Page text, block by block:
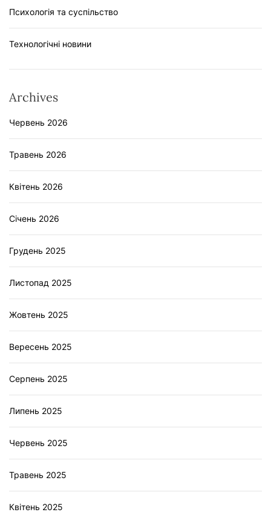
Психологія та суспільство
Технологічні новини
Archives
Червень 2026
Травень 2026
Квітень 2026
Січень 2026
Грудень 2025
Листопад 2025
Жовтень 2025
Вересень 2025
Серпень 2025
Липень 2025
Червень 2025
Травень 2025
Квітень 2025